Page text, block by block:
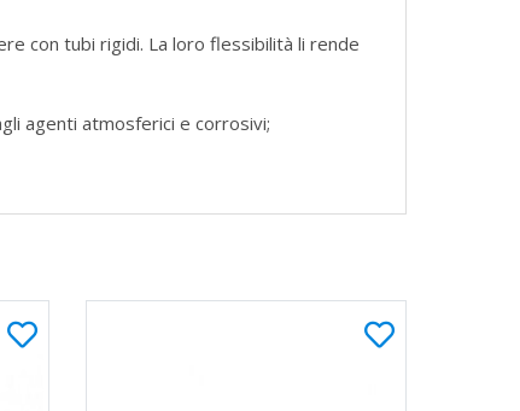
con tubi rigidi. La loro flessibilità li rende
agenti atmosferici e corrosivi;